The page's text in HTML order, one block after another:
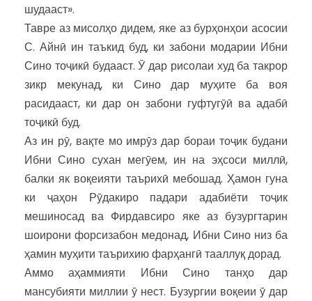
шудааст».
Тавре аз мисолҳо дидем, яке аз бурҳонҳои асосии
С. Айнӣ ин таъкид буд, ки забони модарии Ибни
Сино тоҷикӣ будааст. Ӯ дар рисолаи худ ба такрор
зикр мекунад, ки Сино дар муҳите ба воя
расидааст, ки дар он забони гуфтугӯӣ ва адабӣ
тоҷикӣ буд.
Аз ин рӯ, вақте мо имрӯз дар бораи тоҷик будани
Ибни Сино сухан мегӯем, ин на эҳсоси миллӣ,
балки як воқеияти таърихӣ мебошад. Ҳамон гуна
ки ҷаҳон Рӯдакиро падари адабиёти тоҷик
мешиносад ва Фирдавсиро яке аз бузургтарин
шоирони форсизабон медонад, Ибни Сино низ ба
ҳамин муҳити таърихию фарҳангӣ тааллуқ дорад.
Аммо аҳаммияти Ибни Сино танҳо дар
мансубияти миллии ӯ нест. Бузургии воқеии ӯ дар